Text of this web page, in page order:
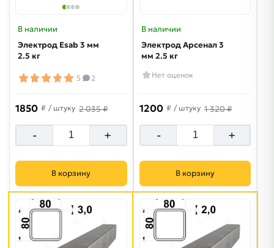
В наличии
Электрод Esab 3 мм
2.5 кг
5 2
1850 ₽ / штуку 2 035 ₽
- +
В корзину
В наличии
Электрод Арсенал 3
мм 2.5 кг
Нет оценок
1200 ₽ / штуку 1 320 ₽
- +
В корзину